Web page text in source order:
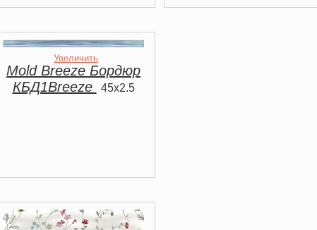
Увеличить
Mold Breeze Бордюр
КБД1Breeze
45x2.5